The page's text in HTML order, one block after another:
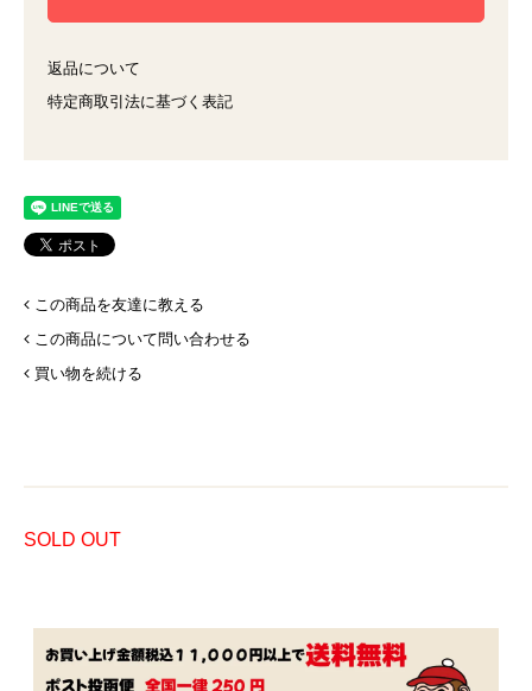
返品について
特定商取引法に基づく表記
この商品を友達に教える
この商品について問い合わせる
買い物を続ける
SOLD OUT